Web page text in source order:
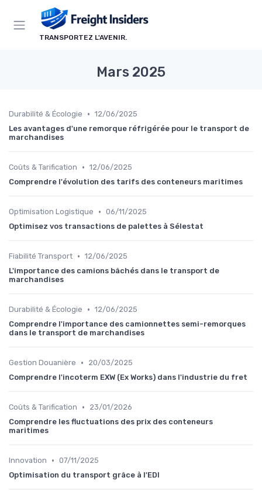
TRANSPORTEZ L'AVENIR.
Mars 2025
Durabilité & Écologie • 12/06/2025
Les avantages d'une remorque réfrigérée pour le transport de
marchandises
Coûts & Tarification • 12/06/2025
Comprendre l'évolution des tarifs des conteneurs maritimes
Optimisation Logistique • 06/11/2025
Optimisez vos transactions de palettes à Sélestat
Fiabilité Transport • 12/06/2025
L'importance des camions bâchés dans le transport de
marchandises
Durabilité & Écologie • 12/06/2025
Comprendre l'importance des camionnettes semi-remorques
dans le transport de marchandises
Gestion Douanière •
20/03/2025
Comprendre l'incoterm EXW (Ex Works) dans l'industrie du fret
Coûts & Tarification •
23/01/2026
Comprendre les fluctuations des prix des conteneurs
maritimes
Innovation • 07/11/2025
Optimisation du transport grâce à l'EDI
Panneau de gestion des cookies